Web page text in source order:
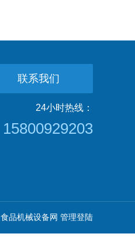
联系我们
24小时热线：
15800929203
食品机械设备网 管理登陆